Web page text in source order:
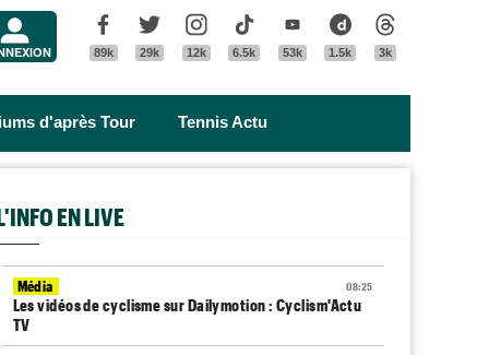
Facebook
89k
Twitter
29k
Instagram
12k
Tik Tok
6.5k
Youtube
53k
Dailymotion
1.5k 3k
d'après Tour Tennis Actu
EN LIVE
08:25
Média
Les vidéos de cyclisme sur Dailymotion : Cyclism'Actu
TV